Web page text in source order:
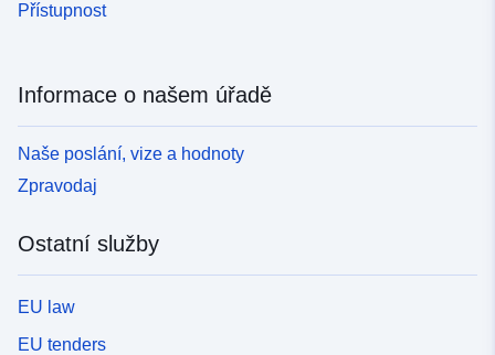
Přístupnost
Informace o našem úřadě
Naše poslání, vize a hodnoty
Zpravodaj
Ostatní služby
EU law
EU tenders